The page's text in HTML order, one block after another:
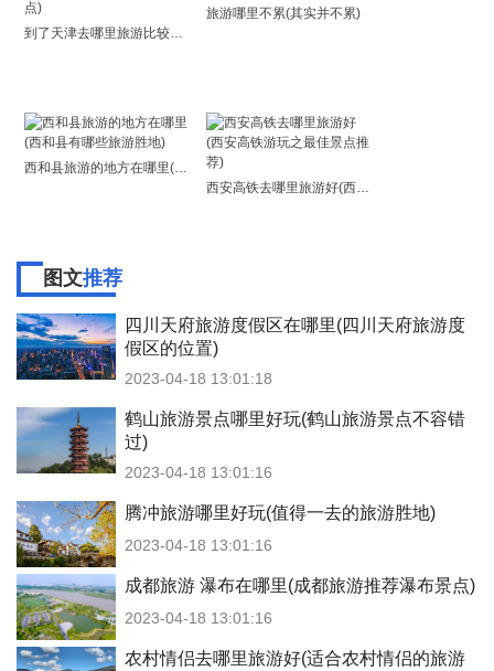
到了天津去哪里旅游比较好(天津有哪些值得一去的景点)
旅游哪里不累(其实并不累)
西和县旅游的地方在哪里(西和县有哪些旅游胜地)
西安高铁去哪里旅游好(西安高铁游玩之最佳景点推荐)
图文推荐
四川天府旅游度假区在哪里(四川天府旅游度
假区的位置)
2023-04-18 13:01:18
鹤山旅游景点哪里好玩(鹤山旅游景点不容错
过)
2023-04-18 13:01:16
腾冲旅游哪里好玩(值得一去的旅游胜地)
2023-04-18 13:01:16
成都旅游 瀑布在哪里(成都旅游推荐瀑布景点)
2023-04-18 13:01:16
农村情侣去哪里旅游好(适合农村情侣的旅游